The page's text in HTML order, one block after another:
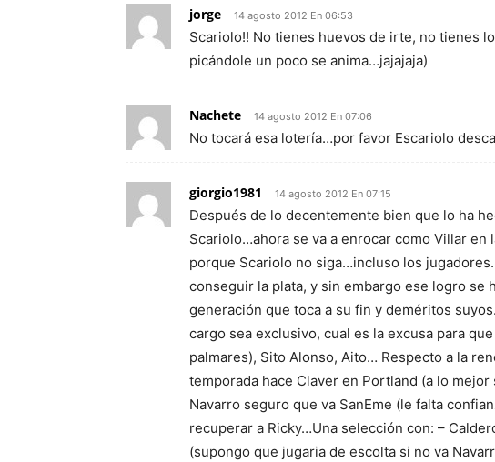
jorge 14 agosto 2012 En 06:53
Scariolo!! No tienes huevos de irte, no tienes
picándole un poco se anima…jajajaja)
Nachete 14 agosto 2012 En 07:06
No tocará esa lotería…por favor Escariolo
giorgio1981 14 agosto 2012 En 07:15
Después de lo decentemente bien que lo ha
Scariolo…ahora se va a enrocar como Villar en
porque Scariolo no siga…incluso los
conseguir la plata, y sin embargo ese logro se
generación que toca a su fin y deméritos
cargo sea exclusivo, cual es la excusa para
palmares), Sito Alonso, Aito… Respecto a la
temporada hace Claver en Portland (a lo
Navarro seguro que va SanEme (le falta
recuperar a Ricky…Una selección con: –
(supongo que jugaria de escolta si no va